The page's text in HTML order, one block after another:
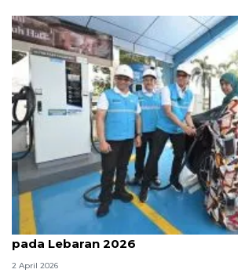
PLN: Lonjakan penggunaan SPKLU
pada Lebaran 2026
2 April 2026